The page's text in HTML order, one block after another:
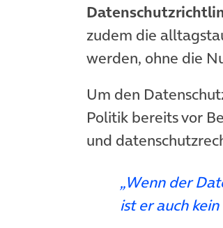
zudem die
werden, ohne die
Um den
Politik bereits vor
und
„Wenn der
ist er auch